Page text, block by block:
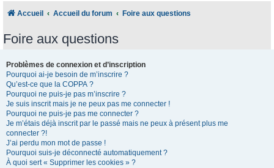
Accueil Accueil du forum Foire aux questions
Foire aux questions
Problèmes de connexion et d’inscription
Pourquoi ai-je besoin de m’inscrire ?
Qu’est-ce que la COPPA ?
Pourquoi ne puis-je pas m’inscrire ?
Je suis inscrit mais je ne peux pas me connecter !
Pourquoi ne puis-je pas me connecter ?
Je m’étais déjà inscrit par le passé mais ne peux à présent plus me
connecter ?!
J’ai perdu mon mot de passe !
Pourquoi suis-je déconnecté automatiquement ?
À quoi sert « Supprimer les cookies » ?